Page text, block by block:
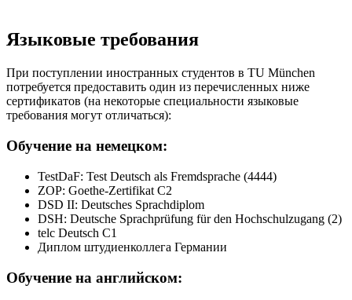
Языковые требования
При поступлении иностранных студентов в TU München
потребуется предоставить один из перечисленных ниже
сертификатов (на некоторые специальности языковые
требования могут отличаться):
Обучение на немецком:
TestDaF: Test Deutsch als Fremdsprache (4444)
ZOP: Goethe-Zertifikat C2
DSD II: Deutsches Sprachdiplom
DSH: Deutsche Sprachprüfung für den Hochschulzugang (2)
telc Deutsch C1
Диплом штудиенколлега Германии
Обучение на английском: